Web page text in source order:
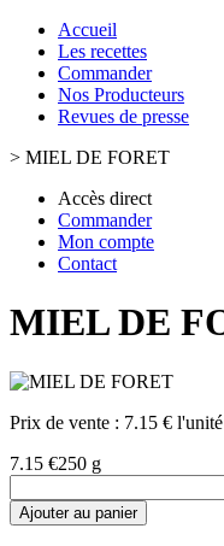
Accueil
Les recettes
Commander
Nos Producteurs
Revues de presse
> MIEL DE FORET
Accès direct
Commander
Mon compte
Contact
MIEL DE
Prix de vente : 7.15 € l'unité
7.15 €250 g
Ajouter au panier